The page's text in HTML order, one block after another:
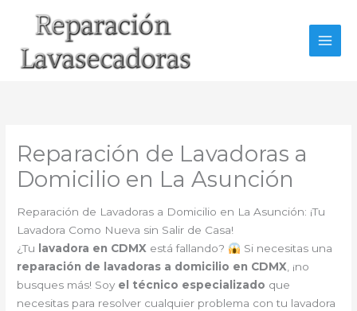
Reparación de Lavadoras a
Domicilio en La Asunción
Reparación de Lavadoras a Domicilio en La Asunción: ¡Tu
Lavadora Como Nueva sin Salir de Casa!
¿Tu
lavadora en CDMX está fallando?
Si necesitas una
reparación de lavadoras a domicilio en CDMX, ¡no
busques más! Soy el técnico especializado que
necesitas para resolver cualquier problema con tu lavadora